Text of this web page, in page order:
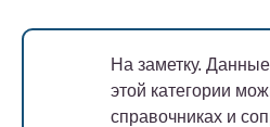
На заметку. Данные
этой категории
справочниках и